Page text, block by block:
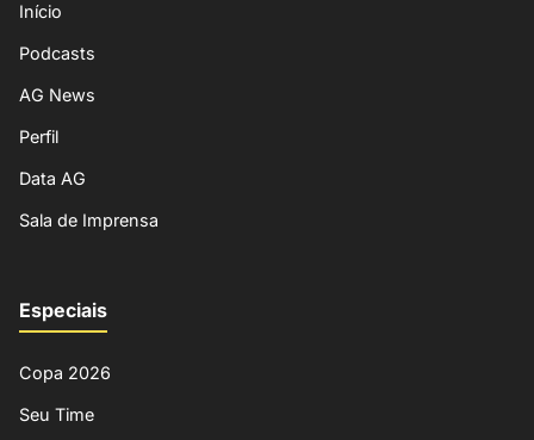
Início
Podcasts
AG News
Perfil
Data AG
Sala de Imprensa
Especiais
Copa 2026
Seu Time